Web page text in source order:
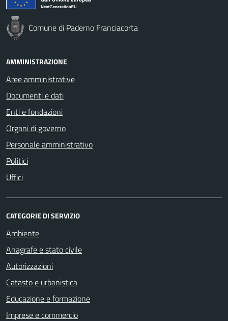
Comune di Paderno Franciacorta
AMMINISTRAZIONE
Aree amministrative
Documenti e dati
Enti e fondazioni
Organi di governo
Personale amministrativo
Politici
Uffici
CATEGORIE DI SERVIZIO
Ambiente
Anagrafe e stato civile
Autorizzazioni
Catasto e urbanistica
Educazione e formazione
Imprese e commercio